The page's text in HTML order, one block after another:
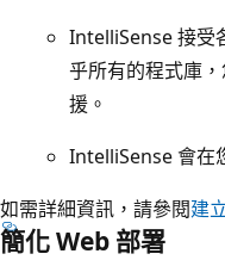
IntelliSense 接受
乎所有的程式庫
援。
IntelliSense 會在
如需詳細資訊，請參閱建
簡化 Web 部署